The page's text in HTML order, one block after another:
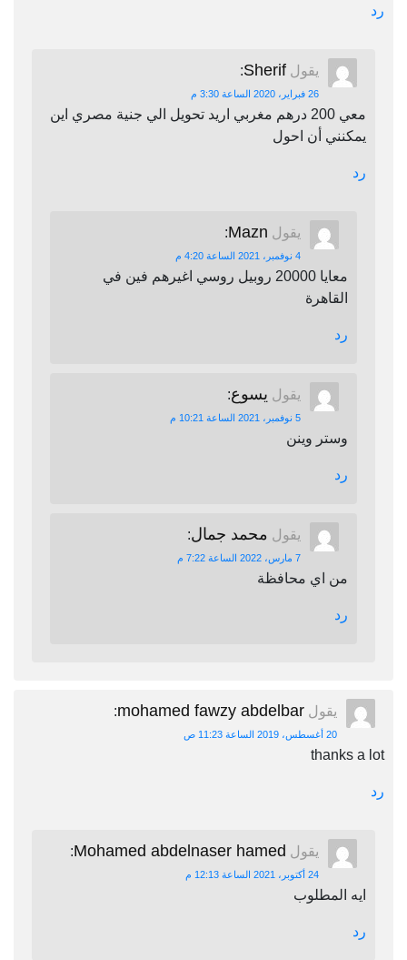
رد
يقول Sherif
:
26 فبراير، 2020 الساعة 3:30 م
معي 200 درهم مغربي اريد تحويل الي جنية مصري اين
يمكنني أن احول
رد
يقول Mazn
:
4 نوفمبر، 2021 الساعة 4:20 م
معايا 20000 روبيل روسي اغيرهم فين في
القاهرة
رد
يقول يسوع:
5 نوفمبر، 2021 الساعة 10:21 م
وستر وينن
رد
يقول محمد جمال:
7 مارس، 2022 الساعة 7:22 م
من اي محافظة
رد
يقول mohamed fawzy abdelbar
:
20 أغسطس، 2019 الساعة 11:23 ص
thanks a lot
رد
يقول Mohamed abdelnaser hamed
:
24 أكتوبر، 2021 الساعة 12:13 م
ايه المطلوب
رد